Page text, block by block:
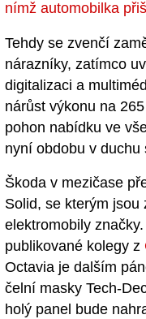
nímž automobilka
Tehdy se zvenčí
nárazníky, zatímco
digitalizaci a
nárůst výkonu na
pohon nabídku ve
nyní obdobu v duchu
Škoda v mezičase
Solid, se kterým
elektromobily
publikované kolegy z
Octavia je dalším
čelní masky Tech-
holý panel bude